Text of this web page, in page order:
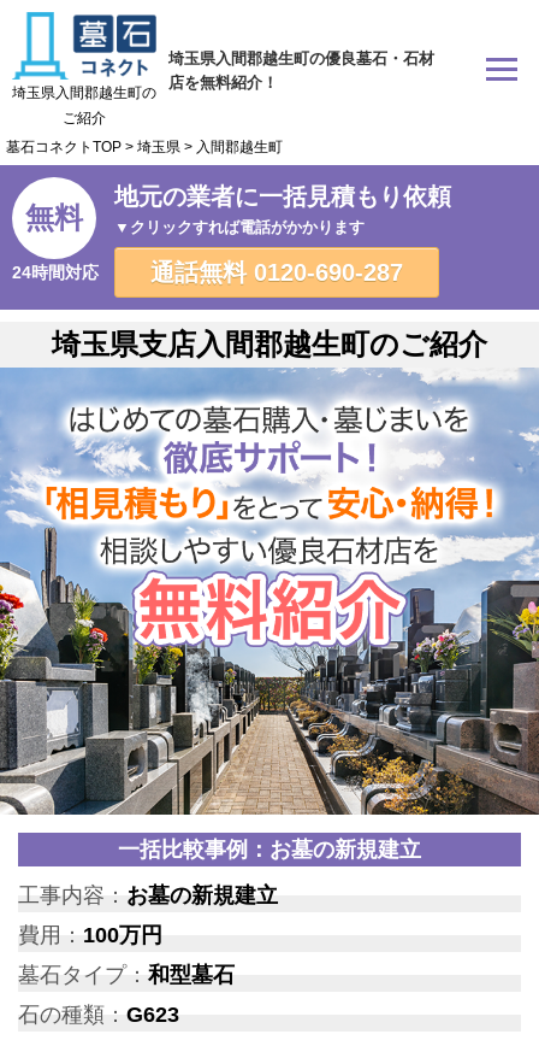
埼玉県入間郡越生町の優良墓石・石材
店を無料紹介！
埼玉県入間郡越生町の
ご紹介
墓石コネクトTOP > 埼玉県 > 入間郡越生町
無料
24時間対応
地元の業者に一括見積もり依頼
▼クリックすれば電話がかかります
通話無料 0120-690-287
埼玉県支店入間郡越生町のご紹介
一括比較事例：お墓の新規建立
工事内容： お墓の新規建立
費用： 100万円
墓石タイプ：和型墓石
石の種類： G623